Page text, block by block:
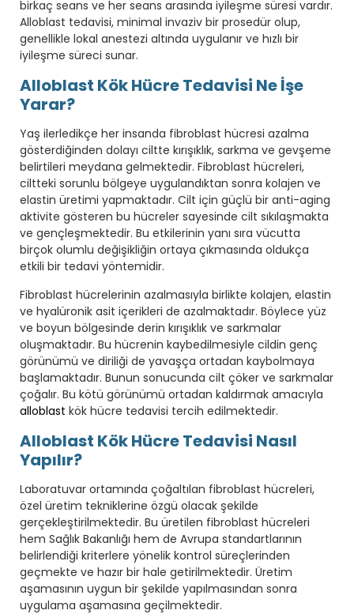
birkaç seans ve her seans arasında iyileşme süresi vardır.
Alloblast tedavisi, minimal invaziv bir prosedür olup,
genellikle lokal anestezi altında uygulanır ve hızlı bir
iyileşme süreci sunar.
Alloblast Kök Hücre Tedavisi Ne İşe
Yarar?
Yaş ilerledikçe her insanda fibroblast hücresi azalma
gösterdiğinden dolayı ciltte kırışıklık, sarkma ve gevşeme
belirtileri meydana gelmektedir. Fibroblast hücreleri,
ciltteki sorunlu bölgeye uygulandıktan sonra kolajen ve
elastin üretimi yapmaktadır. Cilt için güçlü bir anti-aging
aktivite gösteren bu hücreler sayesinde cilt sıkılaşmakta
ve gençleşmektedir. Bu etkilerinin yanı sıra vücutta
birçok olumlu değişikliğin ortaya çıkmasında oldukça
etkili bir tedavi yöntemidir.
Fibroblast hücrelerinin azalmasıyla birlikte kolajen, elastin
ve hyalüronik asit içerikleri de azalmaktadır. Böylece yüz
ve boyun bölgesinde derin kırışıklık ve sarkmalar
oluşmaktadır. Bu hücrenin kaybedilmesiyle cildin genç
görünümü ve diriliği de yavaşça ortadan kaybolmaya
başlamaktadır. Bunun sonucunda cilt çöker ve sarkmalar
çoğalır. Bu kötü görünümü ortadan kaldırmak amacıyla
alloblast kök hücre tedavisi tercih edilmektedir.
Alloblast Kök Hücre Tedavisi Nasıl
Yapılır?
Laboratuvar ortamında çoğaltılan fibroblast hücreleri,
özel üretim tekniklerine özgü olacak şekilde
gerçekleştirilmektedir. Bu üretilen fibroblast hücreleri
hem Sağlık Bakanlığı hem de Avrupa standartlarının
belirlendiği kriterlere yönelik kontrol süreçlerinden
geçmekte ve hazır bir hale getirilmektedir. Üretim
aşamasının uygun bir şekilde yapılmasından sonra
uygulama aşamasına geçilmektedir.